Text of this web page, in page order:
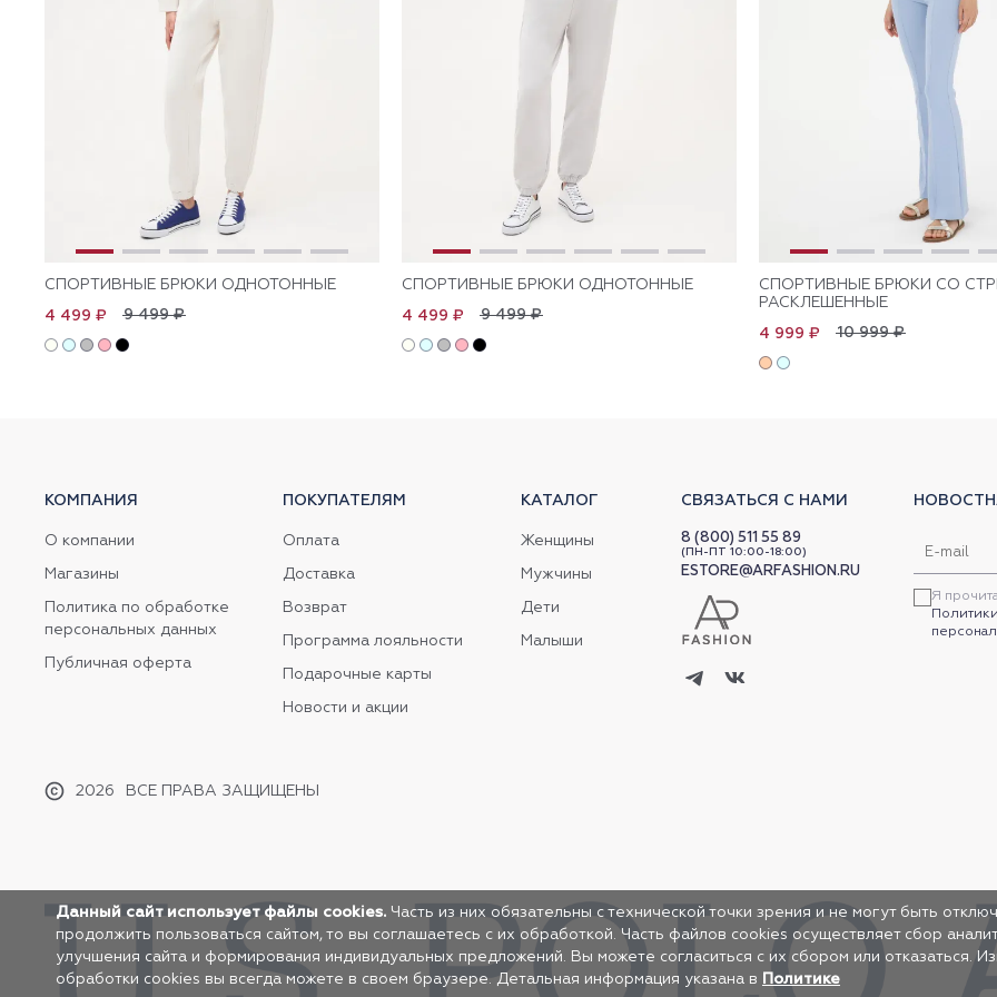
СПОРТИВНЫЕ БРЮКИ ОДНОТОННЫЕ
9 499 ₽
4 499 ₽
СПОРТИВНЫЕ БРЮКИ ОДНОТОННЫЕ
9 499 ₽
4 499 ₽
СПОРТИВНЫЕ БРЮКИ СО
РАСКЛЕШЕННЫЕ
10 999 ₽
4 999 ₽
КОМПАНИЯ
О компании
Магазины
Политика по обработке
персональных данных
Публичная оферта
2026 ВСЕ ПРАВА ЗАЩИЩЕНЫ
ПОКУПАТЕЛЯМ
Оплата
Доставка
Возврат
Программа лояльности
Подарочные карты
Новости и акции
КАТАЛОГ
Женщины
Мужчины
Дети
Малыши
СВЯЗАТЬСЯ С НАМИ
8 (800) 511 55 89
(ПН-ПТ 10:00-18:00)
ESTORE@ARFASHION.RU
Я
Данный сайт использует файлы cookies. Часть из них обязательны с технической точки зрения и не могут быть
продолжить пользоваться сайтом, то вы соглашаетесь с их обработкой. Часть файлов cookies осуществляет сбор
улучшения сайта и формирования индивидуальных предложений. Вы можете согласиться с их сбором или отказаться.
обработки cookies вы всегда можете в своем браузере. Детальная информация указана в Политике